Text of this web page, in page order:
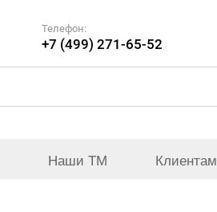
Телефон:
+7 (499) 271-65-52
Наши ТМ Клиентам